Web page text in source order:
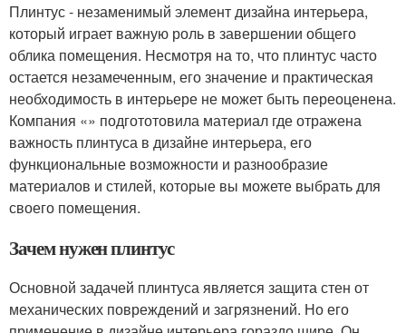
Плинтус - незаменимый элемент дизайна интерьера,
который играет важную роль в завершении общего
облика помещения. Несмотря на то, что плинтус часто
остается незамеченным, его значение и практическая
необходимость в интерьере не может быть переоценена.
Компания «» подгототовила материал где отражена
важность плинтуса в дизайне интерьера, его
функциональные возможности и разнообразие
материалов и стилей, которые вы можете выбрать для
своего помещения.
Зачем нужен плинтус
Основной задачей плинтуса является защита стен от
механических повреждений и загрязнений. Но его